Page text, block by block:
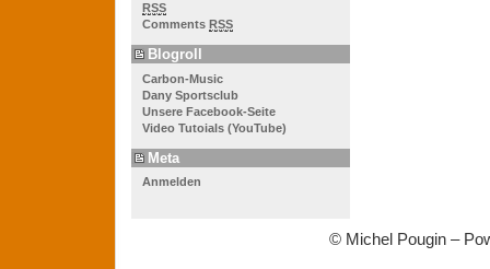
RSS
Comments RSS
Blogroll
Carbon-Music
Dany Sportsclub
Unsere Facebook-Seite
Video Tutoials (YouTube)
Meta
Anmelden
© Michel Pougin –